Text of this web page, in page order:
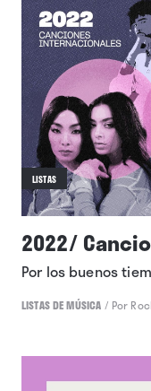
LISTAS
2022/
Por los buenos
LISTAS DE MÚSICA / Por